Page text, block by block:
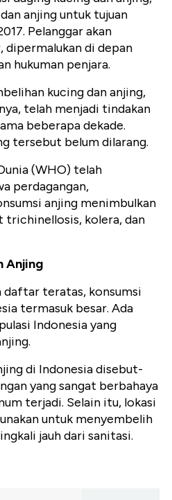
anjing untuk tujuan
Pelanggar akan
dipermalukan di depan
hukuman penjara.
kucing dan anjing,
telah menjadi tindakan
beberapa dekade.
tersebut belum dilarang.
(WHO) telah
perdagangan,
anjing menimbulkan
trichinellosis, kolera, dan
Anjing
daftar teratas, konsumsi
termasuk besar. Ada
Indonesia yang
di Indonesia disebut-
yang sangat berbahaya
terjadi. Selain itu, lokasi
untuk menyembelih
jauh dari sanitasi.